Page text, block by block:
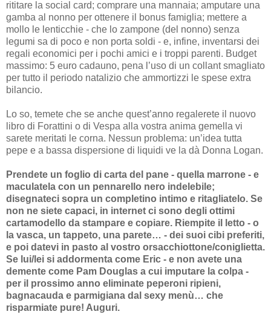
rititare la social card; comprare una mannaia; amputare una
gamba al nonno per ottenere il bonus famiglia; mettere a
mollo le lenticchie - che lo zampone (del nonno) senza
legumi sa di poco e non porta soldi - e, infine, inventarsi dei
regali economici per i pochi amici e i troppi parenti. Budget
massimo: 5 euro cadauno, pena l’uso di un collant smagliato
per tutto il periodo natalizio che ammortizzi le spese extra
bilancio.
Lo so, temete che se anche quest’anno regalerete il nuovo
libro di Forattini o di Vespa alla vostra anima gemella vi
sarete meritati le corna. Nessun problema: un’idea tutta
pepe e a bassa dispersione di liquidi ve la dà Donna Logan.
Prendete un foglio di carta del pane - quella marrone - e
maculatela con un pennarello nero indelebile;
disegnateci sopra un completino intimo e ritagliatelo. Se
non ne siete capaci, in internet ci sono degli ottimi
cartamodello da stampare e copiare. Riempite il letto - o
la vasca, un tappeto, una parete… - dei suoi cibi preferiti,
e poi datevi in pasto al vostro orsacchiottone/coniglietta.
Se lui/lei si addormenta come Eric - e non avete una
demente come Pam Douglas a cui imputare la colpa -
per il prossimo anno eliminate peperoni ripieni,
bagnacauda e parmigiana dal sexy menù… che
risparmiate pure! Auguri.